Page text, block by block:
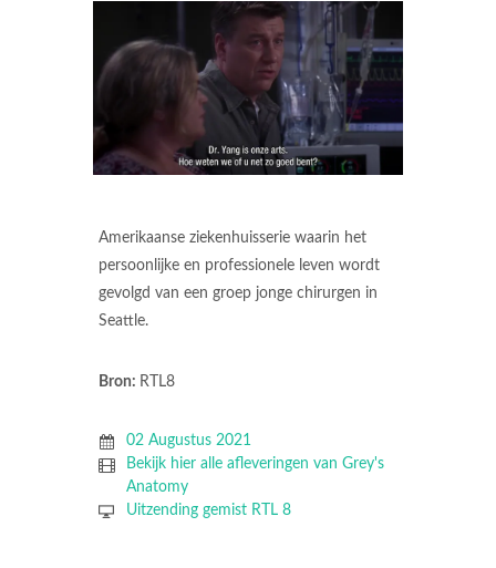
Amerikaanse ziekenhuisserie waarin het
persoonlijke en professionele leven wordt
gevolgd van een groep jonge chirurgen in
Seattle.
Bron: RTL8
02 Augustus 2021
Bekijk hier alle afleveringen van Grey's
Anatomy
Uitzending gemist RTL 8